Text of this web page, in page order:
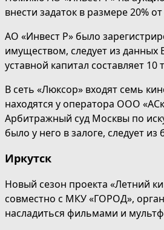
внести задаток в размере 20%
АО «Инвест Р» было
имуществом, следует из
уставной капитал составляет
В сеть «Люксор» входят семь
находятся у оператора ООО
Арбитражный суд Москвы по
было у него в залоге, следует
Иркутск
Новый сезон проекта «Летний
совместно с МКУ «ГОРОД»,
насладиться фильмами и